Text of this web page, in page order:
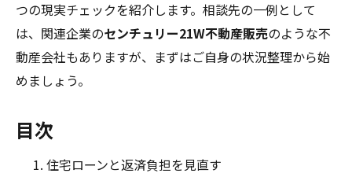
つの現実チェックを紹介します。相談先の一例として
は、関連企業のセンチュリー21W不動産販売のような不
動産会社もありますが、まずはご自身の状況整理から始
めましょう。
目次
住宅ローンと返済負担を見直す